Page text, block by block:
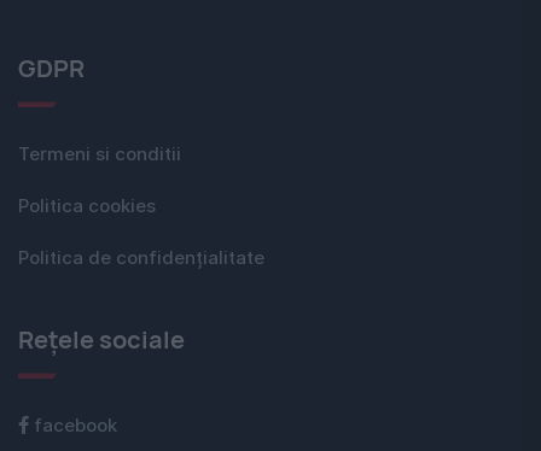
GDPR
Termeni si conditii
Politica cookies
Politica de confidențialitate
Rețele sociale
facebook